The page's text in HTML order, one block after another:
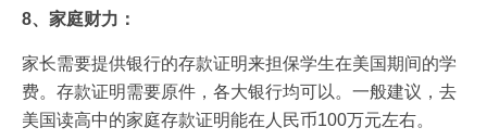
8、家庭财力：
家长需要提供银行的存款证明来担保学生在美国期间的学
费。存款证明需要原件，各大银行均可以。一般建议，去
美国读高中的家庭存款证明能在人民币100万元左右。